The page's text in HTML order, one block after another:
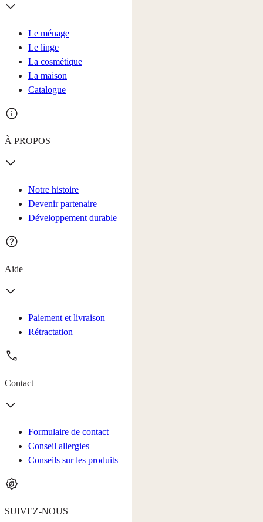
Le ménage
Le linge
La cosmétique
La maison
Catalogue
À PROPOS
Notre histoire
Devenir partenaire
Développement durable
Aide
Paiement et livraison
Rétractation
Contact
Formulaire de contact
Conseil allergies
Conseils sur les produits
SUIVEZ-NOUS